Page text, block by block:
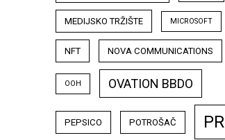
MEDIJSKO TRŽIŠTE MICROSOFT
NFT NOVA COMMUNICATIONS
OOH OVATION BBDO
PEPSICO POTROŠAČ PR